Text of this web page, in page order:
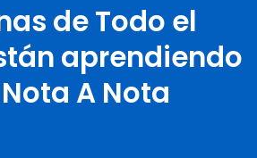
de Todo el
aprendiendo
A Nota